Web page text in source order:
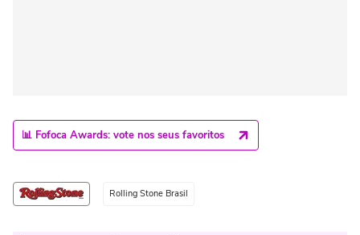
📊 Fofoca Awards: vote nos seus favoritos
Rolling Stone Brasil